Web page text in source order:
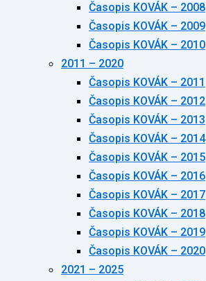
Časopis KOVÁK – 2008
Časopis KOVÁK – 2009
Časopis KOVÁK – 2010
2011 – 2020
Časopis KOVÁK – 2011
Časopis KOVÁK – 2012
Časopis KOVÁK – 2013
Časopis KOVÁK – 2014
Časopis KOVÁK – 2015
Časopis KOVÁK – 2016
Časopis KOVÁK – 2017
Časopis KOVÁK – 2018
Časopis KOVÁK – 2019
Časopis KOVÁK – 2020
2021 – 2025